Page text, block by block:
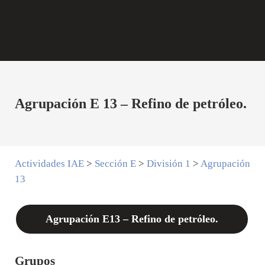
Agrupación E 13 – Refino de petróleo.
Actividades IAE> Sección E> División 1 > Agrupación
13
Agrupación E13 – Refino de petróleo.
Grupos